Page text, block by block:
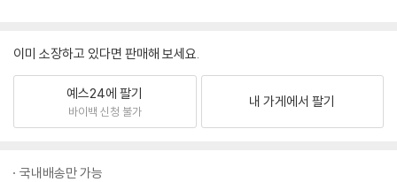
이미 소장하고 있다면 판매해 보세요.
예스24에 팔기
바이백 신청 불가
내 가게에서 팔기
국내배송만 가능